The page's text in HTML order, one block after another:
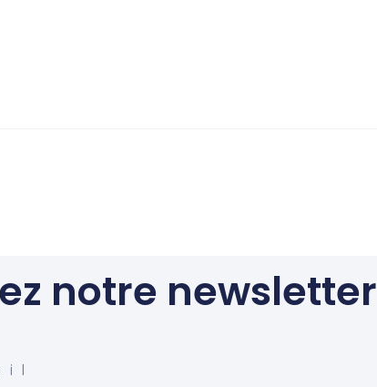
notre newsletter